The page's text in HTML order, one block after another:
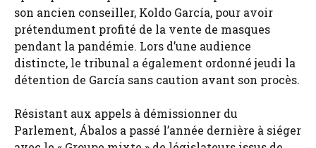
son ancien conseiller, Koldo García, pour avoir
prétendument profité de la vente de masques
pendant la pandémie. Lors d’une audience
distincte, le tribunal a également ordonné jeudi la
détention de García sans caution avant son procès.
Résistant aux appels à démissionner du
Parlement, Ábalos a passé l’année dernière à siéger